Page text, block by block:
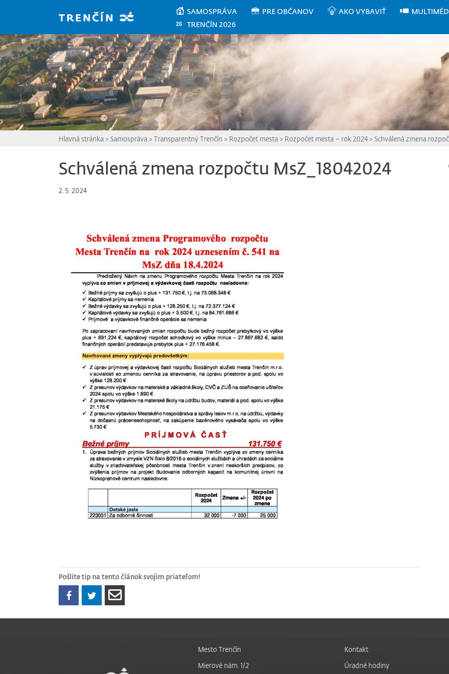
SAMOSPRÁVA PRE OBČANOV AKO VYBAVIŤ
TRENČÍN 2026
Hlavná stránka > Samospráva > Transparentný Trenčín > Rozpočet mesta > Rozpočet mesta – rok 2024> Schválená zmena
Schválená zmena rozpočtu MsZ_18042024
2. 5. 2024
Pošlite tip na tento článok svojim priateľom!
Mesto Trenčín
Mierové nám. 1/2
Kontakt
Úradné hodiny